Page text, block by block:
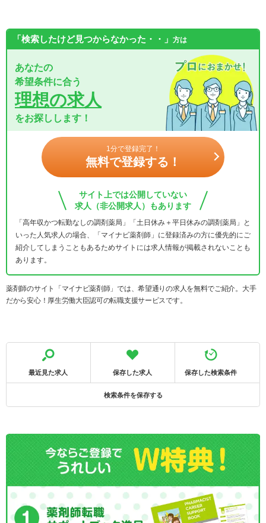
「検索したけど見つからなかった・・」 方は
あなたの
希望条件に合う
理想の求人
をお探しします！
1分で登録完了！
無料で登録する！
サイト上では公開していない
求人（非公開求人）もあります
「高年収かつ転勤なしの調剤薬局」「土日休み＋平日休みの調剤薬局」と
いった人気求人の場合、「マイナビ薬剤師」に登録済みの方に優先的にご
紹介してしまうこともあるためサイトには求人情報が掲載されないことも
あります。
薬剤師のサイト「マイナビ薬剤師」では、希望通りの求人を無料でご紹介。大手
だから安心！厚生労働大臣認可の転職支援サービスです。
最近見た求人 保存した求人 保存した検索条件
検索条件を保存する